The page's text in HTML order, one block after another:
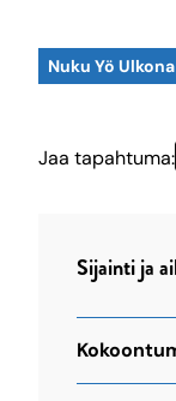
Nuku Yö Ulkona
Jaa tapahtuma:
Sijainti ja